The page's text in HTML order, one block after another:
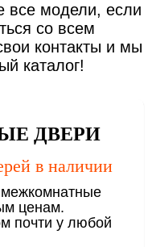
все модели, если
со всем
контакты и мы
каталог!
ДВЕРИ
в наличии
ценам.
почти у любой